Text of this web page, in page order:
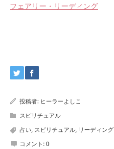
フェアリー・リーディング
投稿者: ヒーラーよしこ
スピリチュアル
占い, スピリチュアル, リーディング
コメント:0